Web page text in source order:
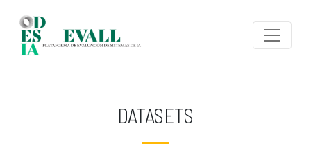
DATASETS